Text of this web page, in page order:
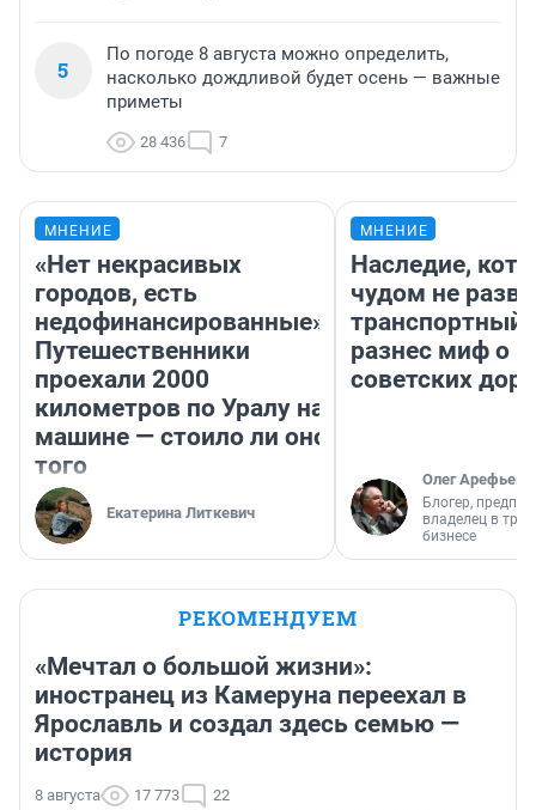
5
По погоде 8 августа можно определить,
насколько дождливой будет осень — важные
приметы
28 436 7
МНЕНИЕ
«Нет некрасивых
городов, есть
недофинансированные».
Путешественники
проехали 2000
километров по Уралу на
машине — стоило ли оно
того
Екатерина Литкевич
МНЕНИЕ
Наследие,
чудом не
транспортный
разнес миф о
советских
Олег Арефьев
Блогер,
владелец в
бизнесе
РЕКОМЕНДУЕМ
«Мечтал о большой жизни»:
иностранец из Камеруна переехал в
Ярославль и создал здесь семью —
история
8 августа 17 773 22